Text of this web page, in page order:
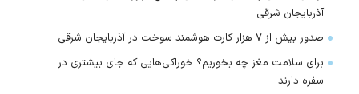
آذربایجان شرقی
صدور بیش از ۷ هزار کارت هوشمند سوخت در آذربایجان شرقی
برای سلامت مغز چه بخوریم؟ خوراکی‌هایی که جای بیشتری در
سفره دارند